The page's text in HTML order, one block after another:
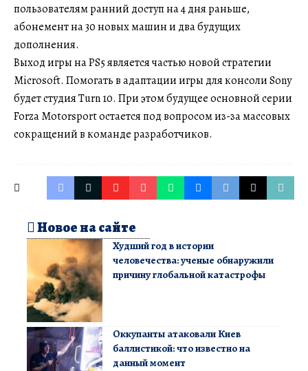
пользователям ранний доступ на 4 дня раньше,
абонемент на 30 новых машин и два будущих
дополнения.
Выход игры на PS5 является частью новой стратегии
Microsoft. Помогать в адаптации игры для консоли Sony
будет студия Turn 10. При этом будущее основной серии
Forza Motorsport остается под вопросом из-за массовых
сокращений в команде разработчиков.
Новое на сайте
Худший год в истории
человечества: ученые обнаружили
причину глобальной катастрофы
Оккупанты атаковали Киев
баллистикой: что известно на
данный момент